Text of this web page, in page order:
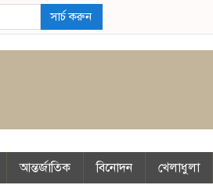
সার্চ করুন
আন্তর্জাতিক বিনোদন খেলাধুলা